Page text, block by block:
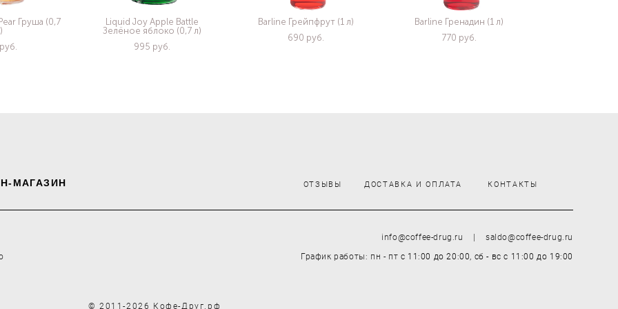
Груша (0,7
Liquid Joy Apple Battle
Зелёное яблоко (0,7 л)
995 pуб.
Barline Грейпфрут (1 л)
690 pуб.
Barline Гренадин (1 л)
770 pуб.
МАГАЗИН ОТЗЫВЫ ДОСТАВКА И ОПЛАТА КОНТАКТЫ
info@coffee-drug.ru | saldo@coffee-drug.ru
График работы: пн - пт с 11:00 до 20:00, сб - всс 11:00 до 19:00
© 2011-2026 Кофе-Друг.рф